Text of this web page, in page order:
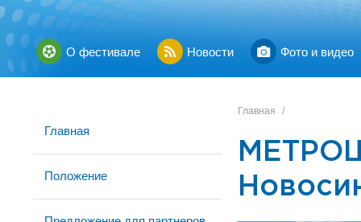
О фестивале Новости Фото и видео
Главная
Положение
Главная /